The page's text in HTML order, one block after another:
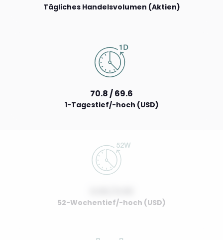
Tägliches Handelsvolumen (Aktien)
70.8 / 69.6
1-Tagestief/-hoch (USD)
52-Wochentief/-hoch (USD)